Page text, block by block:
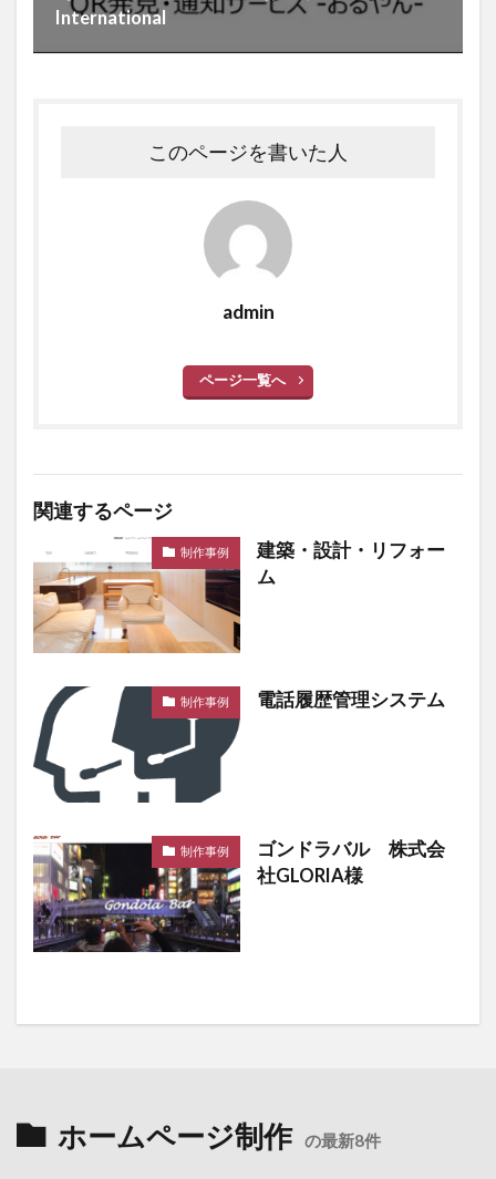
International
このページを書いた人
admin
ページ一覧へ
関連するページ
制作事例
建築・設計・リフォー
ム
制作事例 電話履歴管理システム
制作事例
ゴンドラバル 株式会
社GLORIA様
ホームページ制作 の最新8件